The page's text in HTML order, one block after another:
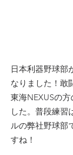
日本利器野球部
なりました！敢
東海NEXUSの
した。普段練習
ルの弊社野球部
すね！